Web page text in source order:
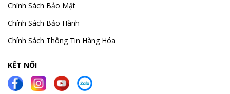
Chính Sách Bảo Mật
Chính Sách Bảo Hành
Chính Sách Thông Tin Hàng Hóa
KẾT NỐI